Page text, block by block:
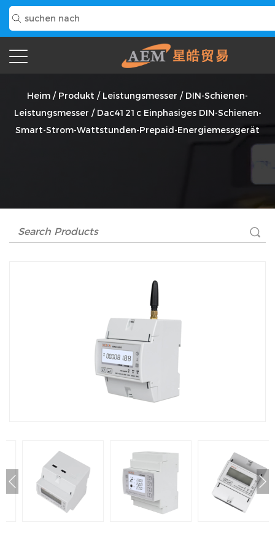
Dac4121c Einphasiges DIN-Schienen-Smart-Strom-
Wattstunden-Prepaid-Energiemessgerät Anbieter
Heim / Produkt / Leistungsmesser / DIN-Schienen-
Leistungsmesser / Dac4121c Einphasiges DIN-Schienen-
Smart-Strom-Wattstunden-Prepaid-Energiemessgerät